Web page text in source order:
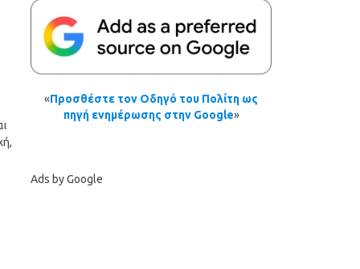
«Προσθέστε τον Οδηγό του Πολίτη ως
πηγή ενημέρωσης στην Google»
Ads by Google